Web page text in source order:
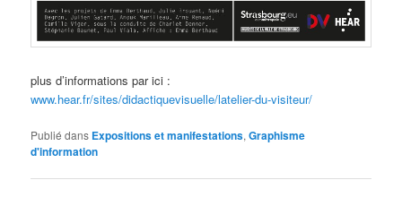
plus d’informations par ici :
www.hear.fr/sites/didactiquevisuelle/latelier-du-visiteur/
Publié dans Expositions et manifestations,Graphisme
d'information